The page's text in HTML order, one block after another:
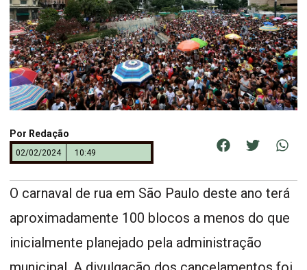
Por Redação
02/02/2024 10:49
O carnaval de rua em São Paulo deste ano terá
aproximadamente 100 blocos a menos do que
inicialmente planejado pela administração